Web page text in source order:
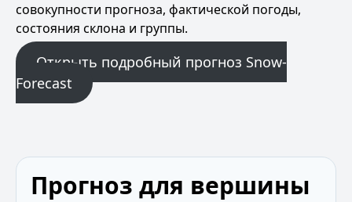
совокупности прогноза, фактической погоды,
состояния склона и группы.
Открыть подробный прогноз Snow-
Forecast
Прогноз для вершины